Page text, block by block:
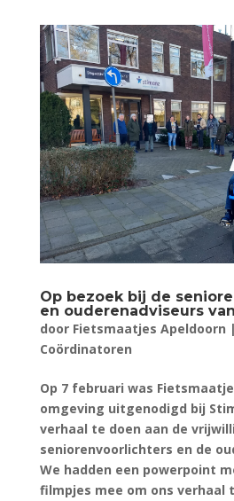
Op bezoek bij de
en ouderenadviseurs
door Fietsmaatjes Apeldoorn |
Coördinatoren
Op 7 februari was
omgeving uitgenodigd bij
verhaal te doen aan de
seniorenvoorlichters en de
We hadden een powerpoint
filmpjes mee om ons verhaal